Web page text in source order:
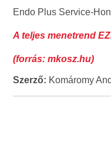
Endo Plus Service-
A teljes menetrend
(forrás: mkosz.hu)
Szerző: Komáromy